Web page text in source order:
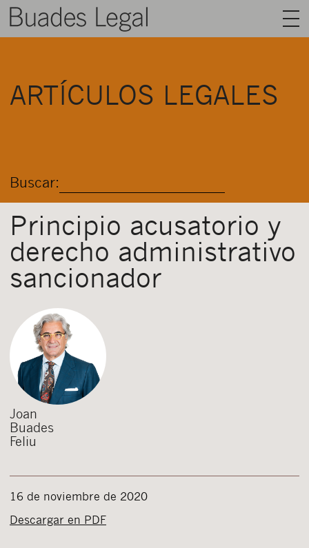
ÁREAS
CONTACTO
ESPAÑOL
ARTÍCULOS LEGALES
Buscar:
Principio acusatorio y
derecho administrativo
sancionador
Joan
Buades
Feliu
16 de noviembre de 2020
Descargar en PDF